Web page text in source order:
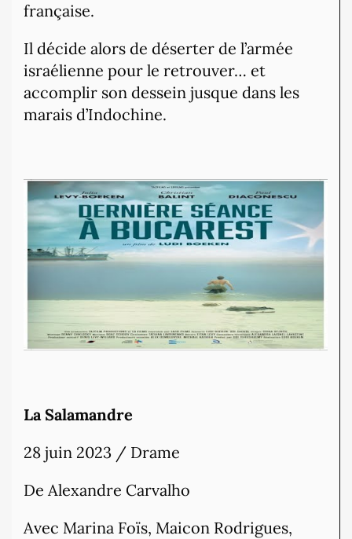
française.
Il décide alors de déserter de l’armée
israélienne pour le retrouver… et
accomplir son dessein jusque dans les
marais d’Indochine.
La Salamandre
28 juin 2023 / Drame
De Alexandre Carvalho
Avec Marina Foïs, Maicon Rodrigues,